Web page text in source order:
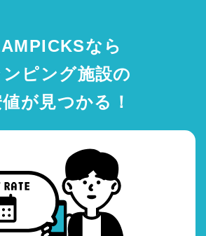
なら
ピング施設の
が見つかる！